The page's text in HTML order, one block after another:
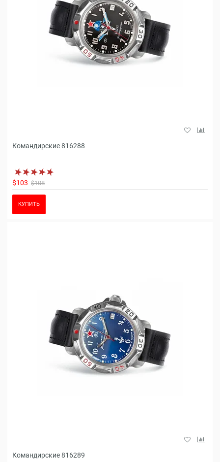
Командирские 816288
$103 $108
КУПИТЬ
Командирские 816289